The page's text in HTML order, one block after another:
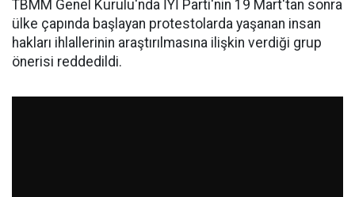
TBMM Genel Kurulu'nda İYİ Parti'nin 19 Mart'tan sonra
ülke çapında başlayan protestolarda yaşanan insan
hakları ihlallerinin araştırılmasına ilişkin verdiği grup
önerisi reddedildi.